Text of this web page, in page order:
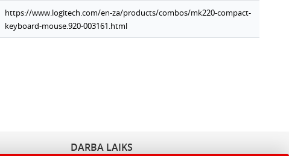
https://www.logitech.com/en-za/products/combos/mk220-compact-
keyboard-mouse.920-003161.html
DARBA LAIKS